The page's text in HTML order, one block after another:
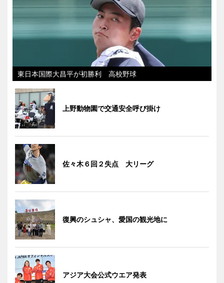
東日本国際大昌平が初勝利 高校野球
上野動物園で交通安全呼び掛け
佐々木６回２失点 大リーグ
復興のシュシャ、愛国の観光地に
アジア大会公式ウエア発表